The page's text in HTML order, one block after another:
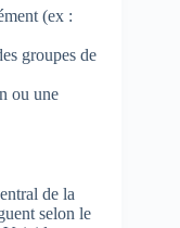
(ex :
groupes de
ou une
de la
selon le